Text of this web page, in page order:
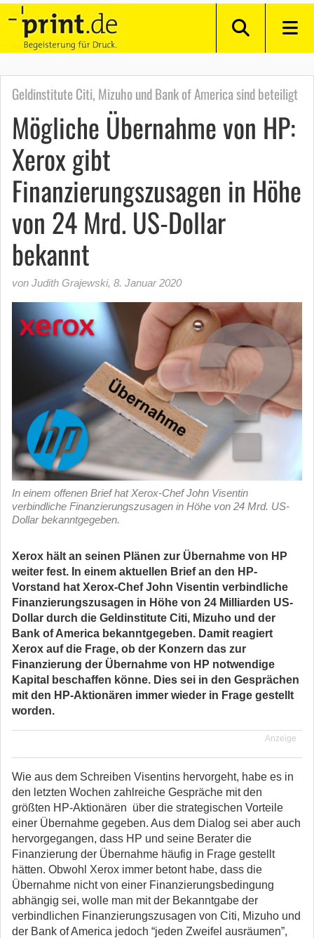
Geldinstitute Citi, Mizuho und Bank of America sind beteiligt
Mögliche Übernahme von HP:
Xerox gibt
Finanzierungszusagen in Höhe
von 24 Mrd. US-Dollar
bekannt
von Judith Grajewski, 8. Januar 2020
In einem offenen Brief hat Xerox-Chef John Visentin
verbindliche Finanzierungszusagen in Höhe von 24 Mrd. US-
Dollar bekanntgegeben.
Xerox hält an seinen Plänen zur Übernahme von HP
weiter fest. In einem aktuellen Brief an den HP-
Vorstand hat Xerox-Chef John Visentin verbindliche
Finanzierungszusagen in Höhe von 24 Milliarden US-
Dollar durch die Geldinstitute Citi, Mizuho und der
Bank of America bekanntgegeben. Damit reagiert
Xerox auf die Frage, ob der Konzern das zur
Finanzierung der Übernahme von HP notwendige
Kapital beschaffen könne. Dies sei in den Gesprächen
mit den HP-Aktionären immer wieder in Frage gestellt
worden.
Anzeige
Wie aus dem Schreiben Visentins hervorgeht, habe es in
den letzten Wochen zahlreiche Gespräche mit den
größten HP-Aktionären über die strategischen Vorteile
einer Übernahme gegeben. Aus dem Dialog sei aber auch
hervorgegangen, dass HP und seine Berater die
Finanzierung der Übernahme häufig in Frage gestellt
hätten. Obwohl Xerox immer betont habe, dass die
Übernahme nicht von einer Finanzierungsbedingung
abhängig sei, wolle man mit der Bekanntgabe der
verbindlichen Finanzierungszusagen von Citi, Mizuho und
der Bank of America jedoch “jeden Zweifel ausräumen”,